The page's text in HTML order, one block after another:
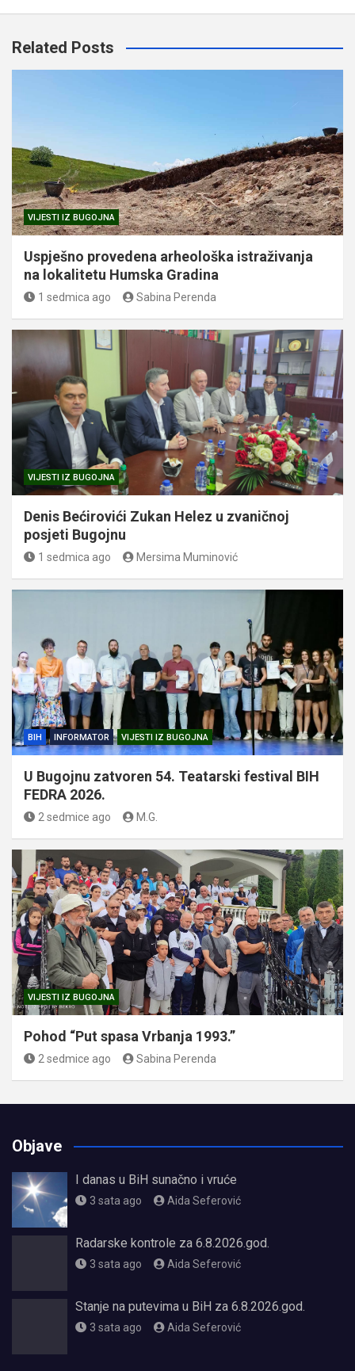
Related Posts
VIJESTI IZ BUGOJNA
Uspješno provedena arheološka istraživanja
na lokalitetu Humska Gradina
1 sedmica ago Sabina Perenda
VIJESTI IZ BUGOJNA
Denis Bećirovići Zukan Helez u zvaničnoj
posjeti Bugojnu
1 sedmica ago Mersima Muminović
BIH INFORMATOR VIJESTI IZ BUGOJNA
U Bugojnu zatvoren 54. Teatarski festival BIH
FEDRA 2026.
2 sedmice ago M.G.
VIJESTI IZ BUGOJNA
Pohod “Put spasa Vrbanja 1993.”
2 sedmice ago Sabina Perenda
Objave
I danas u BiH sunačno i vruće
3 sata ago Aida Seferović
Radarske kontrole za 6.8.2026.god.
3 sata ago Aida Seferović
Stanje na putevima u BiH za 6.8.2026.god.
3 sata ago Aida Seferović